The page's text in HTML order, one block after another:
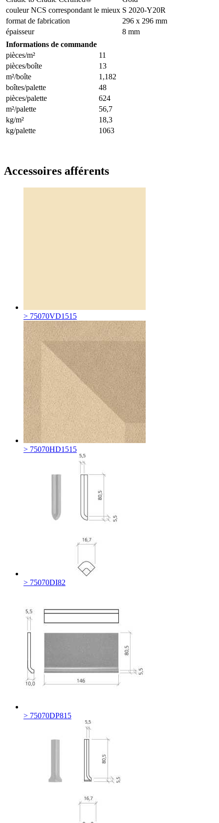
couleur NCS correspondant le mieux S 2020-Y20R
format de fabrication
296 x 296 mm
épaisseur
8 mm
Informations de commande
pièces/m²
11
pièces/boîte
13
m²/boîte
1,182
boîtes/palette
48
pièces/palette
624
m²/palette
56,7
kg/m²
18,3
kg/palette
1063
Accessoires afférents
> 75070VD1515
> 75070HD1515
> 75070DI82
> 75070DP815